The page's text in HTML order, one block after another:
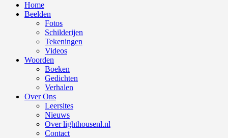
Home
Beelden
Fotos
Schilderijen
Tekeningen
Videos
Woorden
Boeken
Gedichten
Verhalen
Over Ons
Leersites
Nieuws
Over lighthousenl.nl
Contact